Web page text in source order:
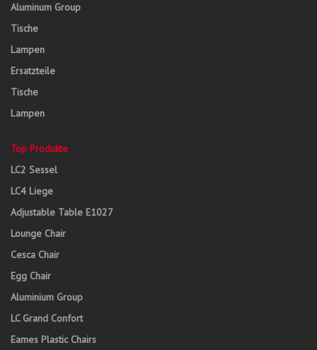
Aluminum Group
Tische
Lampen
Ersatzteile
Tische
Lampen
Top Produkte
LC2 Sessel
LC4 Liege
Adjustable Table E1027
Lounge Chair
Cesca Chair
Egg Chair
Aluminium Group
LC Grand Confort
Eames Plastic Chairs